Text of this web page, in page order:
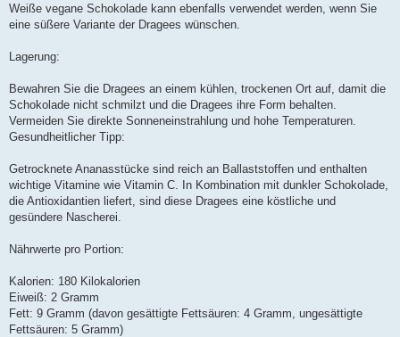
Weiße vegane Schokolade kann ebenfalls verwendet werden, wenn Sie
eine süßere Variante der Dragees wünschen.
Lagerung:
Bewahren Sie die Dragees an einem kühlen, trockenen Ort auf, damit die
Schokolade nicht schmilzt und die Dragees ihre Form behalten.
Vermeiden Sie direkte Sonneneinstrahlung und hohe Temperaturen.
Gesundheitlicher Tipp:
Getrocknete Ananasstücke sind reich an Ballaststoffen und enthalten
wichtige Vitamine wie Vitamin C. In Kombination mit dunkler Schokolade,
die Antioxidantien liefert, sind diese Dragees eine köstliche und
gesündere Nascherei.
Nährwerte pro Portion:
Kalorien: 180 Kilokalorien
Eiweiß: 2 Gramm
Fett: 9 Gramm (davon gesättigte Fettsäuren: 4 Gramm, ungesättigte
Fettsäuren: 5 Gramm)